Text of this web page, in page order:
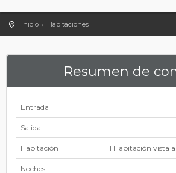
Inicio Habitaciones
Resumen de
Entrada
Salida
Habitación 1 Habitación vista
Noches